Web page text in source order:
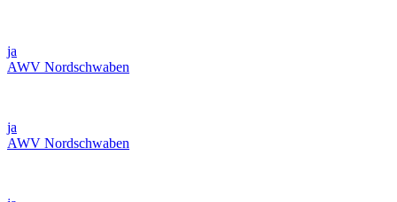
ja
AWV Nordschwaben
ja
AWV Nordschwaben